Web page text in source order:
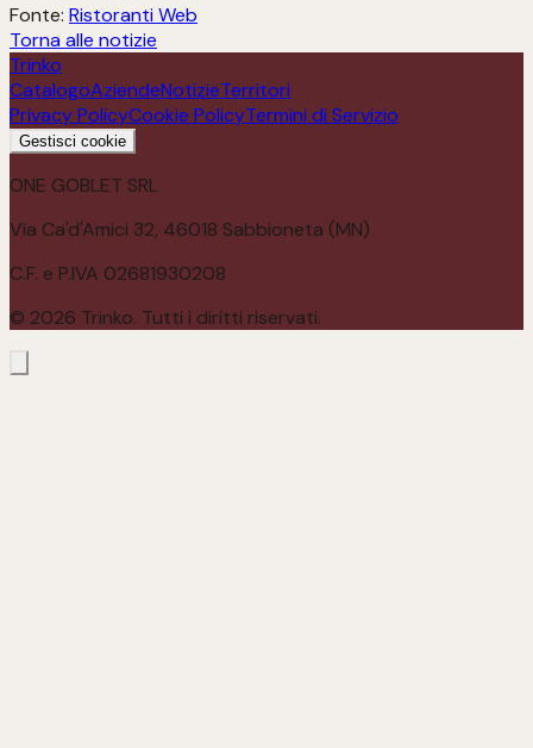
Fonte: Ristoranti Web
Torna alle notizie
Trinko
CatalogoAziendeNotizieTerritori
Privacy PolicyCookie PolicyTermini di Servizio
Gestisci cookie
ONE GOBLET SRL
Via Ca'd'Amici 32, 46018 Sabbioneta (MN)
C.F. e P.IVA 02681930208
© 2026 Trinko. Tutti i diritti riservati.